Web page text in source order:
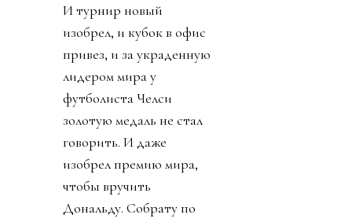
И турнир новый
изобрел, и кубок в офис
привез, и за украденную
лидером мира у
футболиста Челси
золотую медаль не стал
говорить. И даже
изобрел премию мира,
чтобы вручить
Дональду. Собрату по